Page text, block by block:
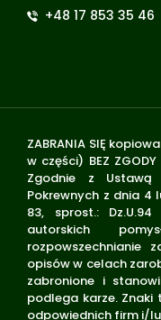
+48 17 853 35 46
ZABRANIA SIĘ
w części) BEZ
Zgodnie z
Pokrewnych z dnia 4
83, sprost.:
autorskich
rozpowszechnianie
opisów w celach
zabronione i
podlega karze. Znaki
odpowiednich firm i/